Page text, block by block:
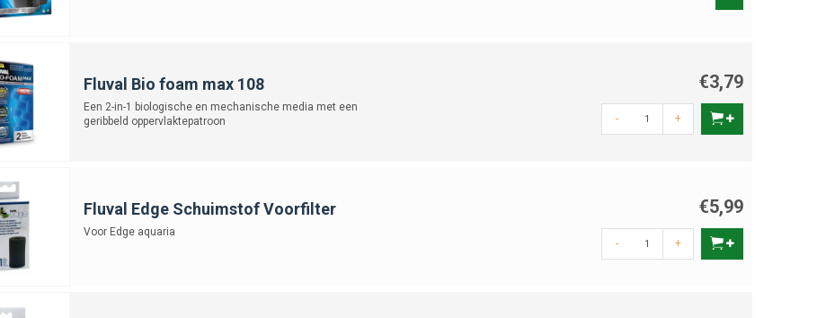
Fluval Bio foam max 108
Een 2-in-1 biologische en mechanische media met een
geribbeld oppervlaktepatroon
€3,79
- +
Fluval Edge Schuimstof Voorfilter
Voor Edge aquaria
€5,99
- +